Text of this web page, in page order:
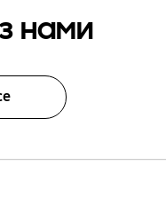
нами